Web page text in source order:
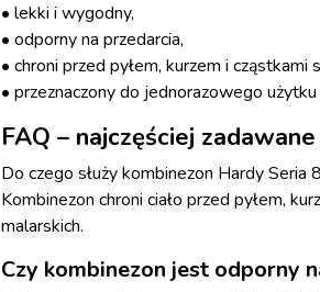
• lekki i wygodny,
• odporny na przedarcia,
• chroni przed pyłem, kurzem i cząstkami
• przeznaczony do jednorazowego
FAQ – najczęściej
Do czego służy kombinezon Hardy Seria
Kombinezon chroni ciało przed pyłem,
malarskich.
Czy kombinezon jest odporny